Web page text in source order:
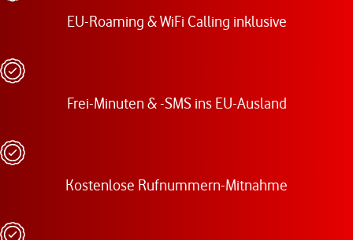
EU-Roaming & WiFi Calling inklusive
Frei-Minuten & -SMS ins EU-Ausland
Kostenlose Rufnummern-Mitnahme